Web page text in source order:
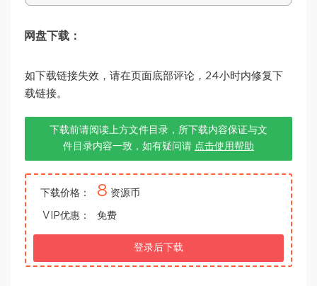
网盘下载：
如下载链接失效，请在页面底部评论，24小时内修复下
载链接。
下载前请阅读上方文件目录，所下载内容保证与文
件目录内容一致，如有疑问请 点击使用帮助
下载价格： 8 资源币
VIP优惠： 免费
登录后下载